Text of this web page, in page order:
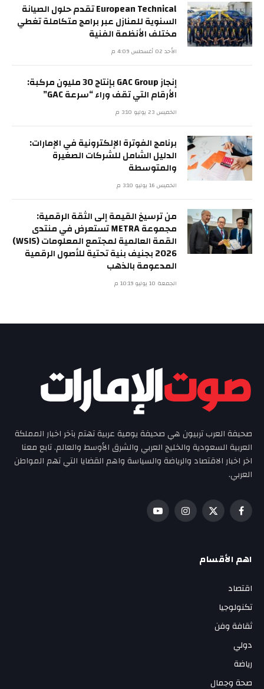
European Technical تقدم حلول الصيانة
السنوية للمنازل عبر برامج متكاملة تغطي
مختلف الأنظمة الفنية
الأحد 02 أغسطس 4:09 م
إنجاز GAC Group بإنتاج 30 مليون مركبة:
الأرقام التي تقف وراء “سرعة GAC”
الخميس 23 يوليو 3:10 م
برنامج الفوترة الإلكترونية في الإمارات:
الدليل الشامل للشركات الصغيرة
والمتوسطة
الخميس 16 يوليو 3:10 م
من ترسيخ القيمة إلى الثقة الرقمية:
مجموعة METRA تستعرض في منتدى
القمة العالمية لمجتمع المعلومات (WSIS)
2026 بجنيف بنية تحتية للأصول الرقمية
المدعومة بالذهب
الجمعة 10 يوليو 10:19 م
صحيفة العرب تربيون هي صحيفة يومية عربية تهتم بآخر اخبار المملكة
العربية السعودية والخليج العربي والشرق الأوسط والعالم. تابع معنا
اخر اخبار الاقتصاد والرياضة والسياسة واهم القضايا التي تهم المواطن
العربي.
فيسبوك
X
الانستغراميوتيوب
اهم الأقسام
اقتصاد
تكنولوجيا
ثقافة وفن
دولي
رياضة
صحة وجمال